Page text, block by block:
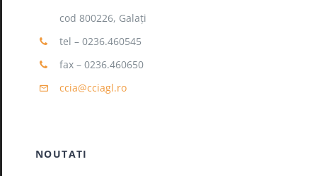
cod 800226, Galaţi
tel – 0236.460545
fax – 0236.460650
ccia@cciagl.ro
NOUTATI